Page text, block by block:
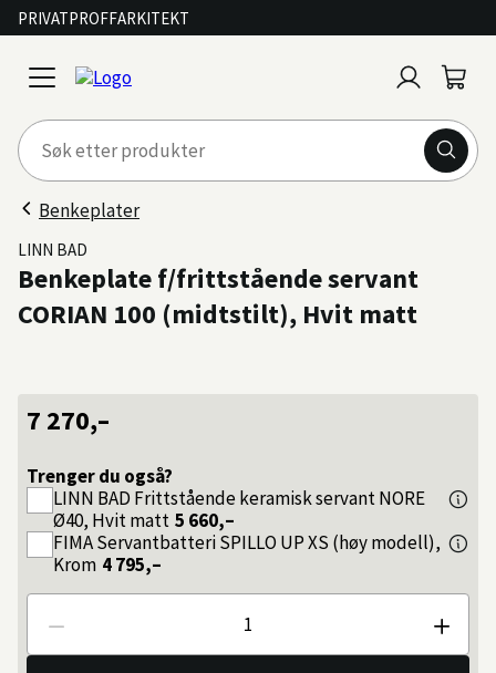
PRIVATPROFFARKITEKT
open
menu
inn
Benkeplater
LINN BAD
Benkeplate f/frittstående servant
CORIAN 100 (midtstilt), Hvit matt
7 270,–
Trenger du også?
LINN BAD Frittstående keramisk servant NORE
Ø40, Hvit matt 5 660,–
FIMAServantbatteri SPILLO UP XS (høy modell),
Krom 4 795,–
Antall